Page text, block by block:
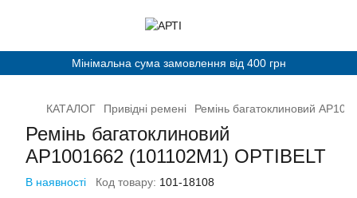
Мінімальна сума замовлення від 400 грн
КАТАЛОГ Привідні ремені Ремінь багатоклиновий
Ремінь багатоклиновий
AP1001662 (101102M1) OPTIBELT
В наявності Код товару: 101-18108